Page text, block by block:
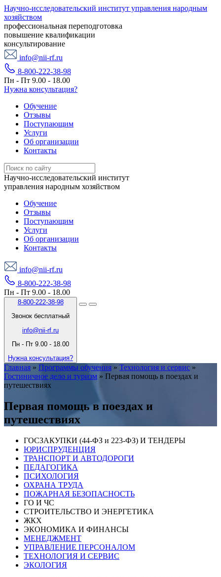
Научно-исследовательский институт управления народным
хозяйством
профессиональная переподготовка
повышение квалификации
консультирование
info@nii-rf.ru
8-800-222-38-98
Пн - Пт 9.00 - 18.00
Нужна консультация?
Обучение
Отзывы
Поступающим
Услуги
Об организации
Контакты
Научно-исследовательский институт
управления народным хозяйством
Обучение
Отзывы
Поступающим
Услуги
Об организации
Контакты
info@nii-rf.ru
8-800-222-38-98
Пн - Пт 9.00 - 18.00
8-800-222-38-98
Звонок бесплатный
info@nii-rf.ru
Пн - Пт 9.00 - 18.00
Нужна консультация?
Главная » Программы обучения » Технология и сервис »
Гостиничное дело и туризм » Первая помощь в поездах и
путешествиях
Первая помощь в поездах и
путешествиях
ГОСЗАКУПКИ (44-ФЗ и 223-ФЗ) И ТЕНДЕРЫ
ЮРИСПРУДЕНЦИЯ
ТРАНСПОРТ И АВТОДОРОГИ
ПЕДАГОГИКА
ПСИХОЛОГИЯ
ОХРАНА ТРУДА
ПОЖАРНАЯ БЕЗОПАСНОСТЬ
ГО И ЧС
СТРОИТЕЛЬСТВО И ЭНЕРГЕТИКА
ЖКХ
ЭКОНОМИКА И ФИНАНСЫ
МЕНЕДЖМЕНТ
УПРАВЛЕНИЕ ПЕРСОНАЛОМ
ТЕХНОЛОГИЯ И СЕРВИС
ЭКОЛОГИЯ